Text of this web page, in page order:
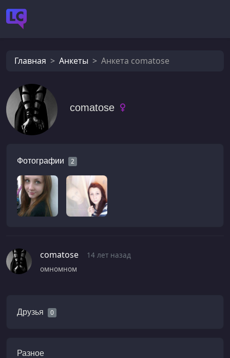
Главная Анкеты Анкета comatose
comatose
Фотографии 2
comatose
14 лет назад
омномном
Друзья 0
Разное